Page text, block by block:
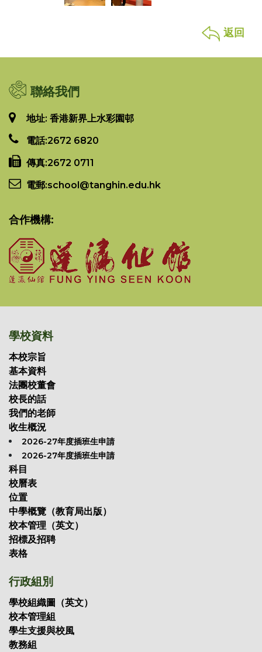
返回
聯絡我們
地址: 香港新界上水彩園邨
電話:2672 6820
傳真:2672 0711
電郵:school@tanghin.edu.hk
合作機構:
學校資料
本校宗旨
基本資料
法團校董會
校長的話
我們的老師
收生概況
2026-27年度插班生申請
2026-27年度插班生申請
科目
校曆表
位置
中學概覽（教育局出版）
校本管理（英文）
招標及招聘
表格
行政組別
學校組織圖（英文）
校本管理組
學生支援與校風
教務組